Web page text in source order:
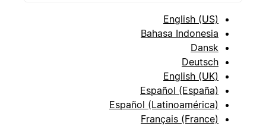
English (US)
Bahasa Indonesia
Dansk
Deutsch
English (UK)
Español (España)
Español (Latinoamérica)
Français (France)